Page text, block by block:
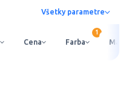
Všetky parametre
Cena Farba